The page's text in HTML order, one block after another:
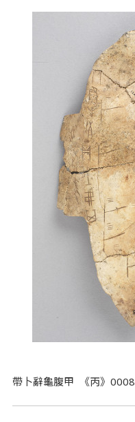
帶卜辭龜腹甲 《丙》0008